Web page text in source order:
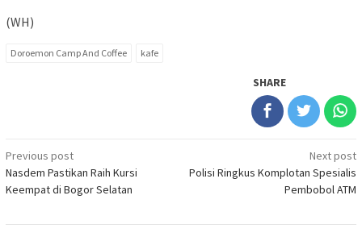
(WH)
Doroemon Camp And Coffee kafe
SHARE
Post
navigation
Previous post
Nasdem Pastikan Raih Kursi
Keempat di Bogor Selatan
Next post
Polisi Ringkus Komplotan Spesialis
Pembobol ATM